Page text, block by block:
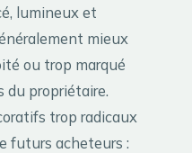
lumineux et
mieux
ou trop marqué
du propriétaire.
trop radicaux
futurs acheteurs :